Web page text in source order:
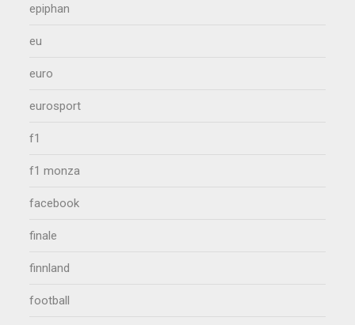
epiphan
eu
euro
eurosport
f1
f1 monza
facebook
finale
finnland
football